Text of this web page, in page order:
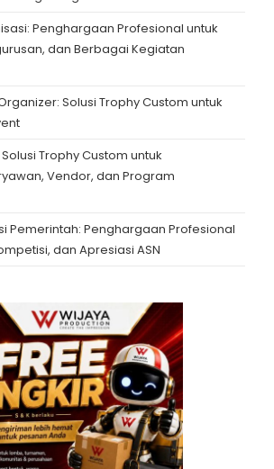
Penghargaan Profesional untuk
dan Berbagai Kegiatan
Solusi Trophy Custom untuk
Solusi Trophy Custom untuk
Vendor, dan Program
Pemerintah: Penghargaan Profesional
dan Apresiasi ASN